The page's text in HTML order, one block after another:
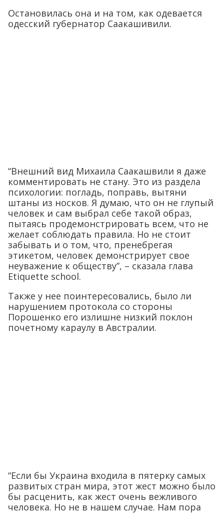
Остановилась она и на том, как одевается
одесский губернатор Саакашивили.
“Внешний вид Михаила Саакашвили я даже
комментировать не стану. Это из раздела
психологии: погладь, поправь, вытяни
штаны из носков. Я думаю, что он не глупый
человек и сам выбрал себе такой образ,
пытаясь продемонстрировать всем, что не
желает соблюдать правила. Но не стоит
забывать и о том, что, пренебрегая
этикетом, человек демонстрирует свое
неуважение к обществу”, – сказала глава
Etiquette school.
Также у нее поинтересовались, было ли
нарушением протокола со стороны
Порошенко его излишне низкий поклон
почетному караулу в Австралии.
“Если бы Украина входила в пятерку самых
развитых стран мира, этот жест можно было
бы расценить, как жест очень вежливого
человека. Но не в нашем случае. Нам пора